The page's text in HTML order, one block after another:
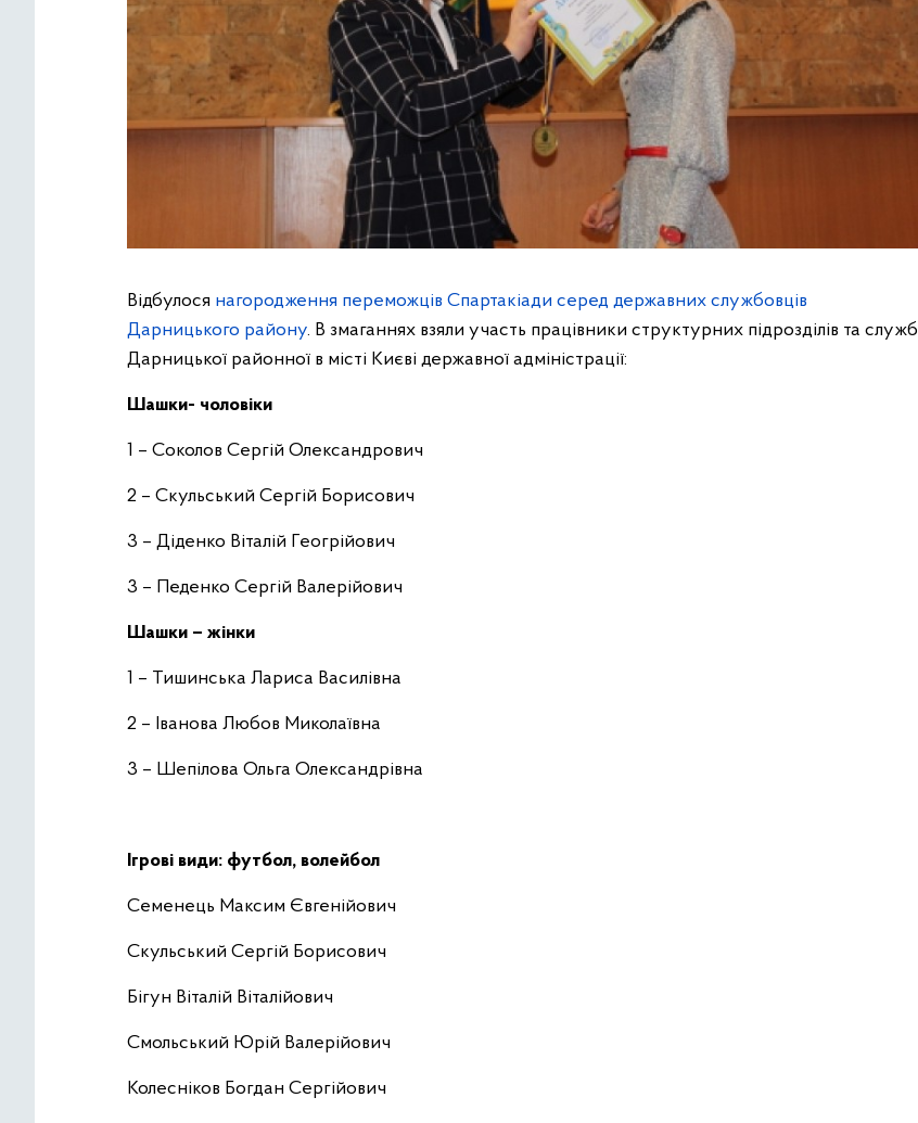
Відбулося нагородження переможців Спартакіади серед державних службовців
Дарницького району. В змаганнях взяли участь працівники структурних підрозділів та служб
Дарницької районної в місті Києві державної адміністрації:
Шашки- чоловіки
1 – Соколов Сергій Олександрович
2 – Скульський Сергій Борисович
3 – Діденко Віталій Геогрійович
3 – Педенко Сергій Валерійович
Шашки – жінки
1 – Тишинська Лариса Василівна
2 – Іванова Любов Миколаївна
3 – Шепілова Ольга Олександрівна
Ігрові види: футбол, волейбол
Семенець Максим Євгенійович
Скульський Сергій Борисович
Бігун Віталій Віталійович
Смольський Юрій Валерійович
Колесніков Богдан Сергійович